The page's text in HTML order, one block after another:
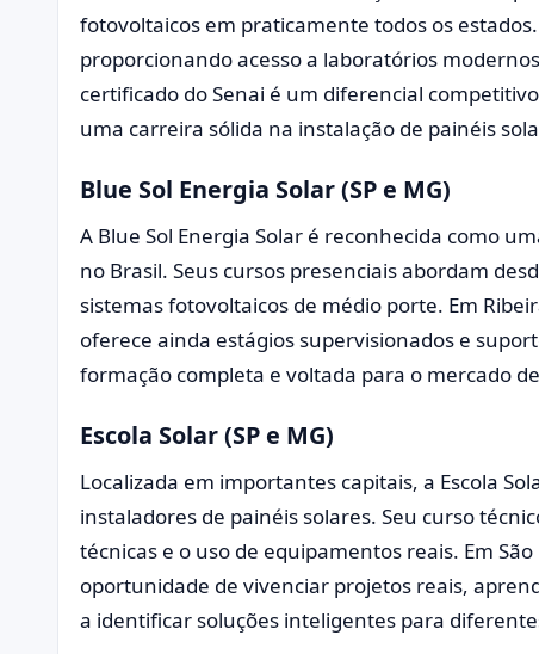
fotovoltaicos em praticamente todos os
proporcionando acesso a laboratórios
certificado do Senai é um diferencial
uma carreira sólida na instalação de painéis
Blue Sol Energia Solar (SP e MG)
A Blue Sol Energia Solar é reconhecida como
no Brasil. Seus cursos presenciais abordam
sistemas fotovoltaicos de médio porte. Em
oferece ainda estágios supervisionados e
formação completa e voltada para o mercado
Escola Solar (SP e MG)
Localizada em importantes capitais, a Escola
instaladores de painéis solares. Seu curso
técnicas e o uso de equipamentos reais. Em
oportunidade de vivenciar projetos reais,
a identificar soluções inteligentes para